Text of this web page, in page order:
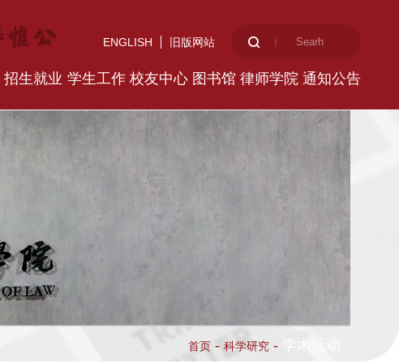
ENGLISH 旧版网站
招生就业 学生工作 校友中心 图书馆 律师学院 通知公告
首页 - 科学研究 -